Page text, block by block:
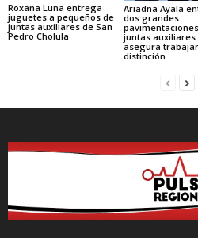
Roxana Luna entrega
juguetes a pequeños de
juntas auxiliares de San
Pedro Cholula
Ariadna Ayala
dos grandes
juntas auxiliares
asegura
distinción